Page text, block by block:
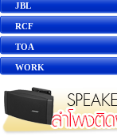
JBL
RCF
TOA
WORK